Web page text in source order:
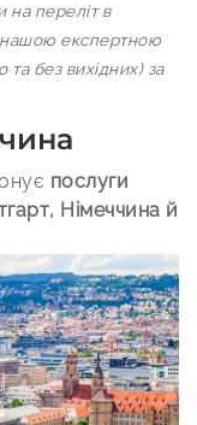
на переліт в
нашою експертною
без вихідних) за
послуги
Німеччина й